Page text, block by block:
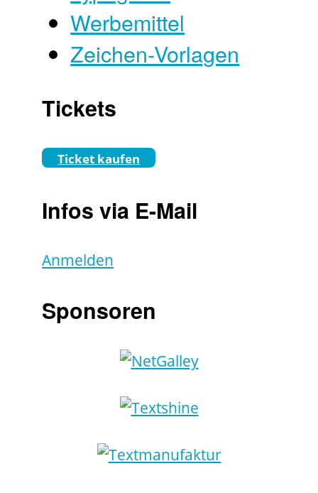
Werbemittel
Zeichen-Vorlagen
Tickets
Ticket kaufen
Infos via E-Mail
Anmelden
Sponsoren